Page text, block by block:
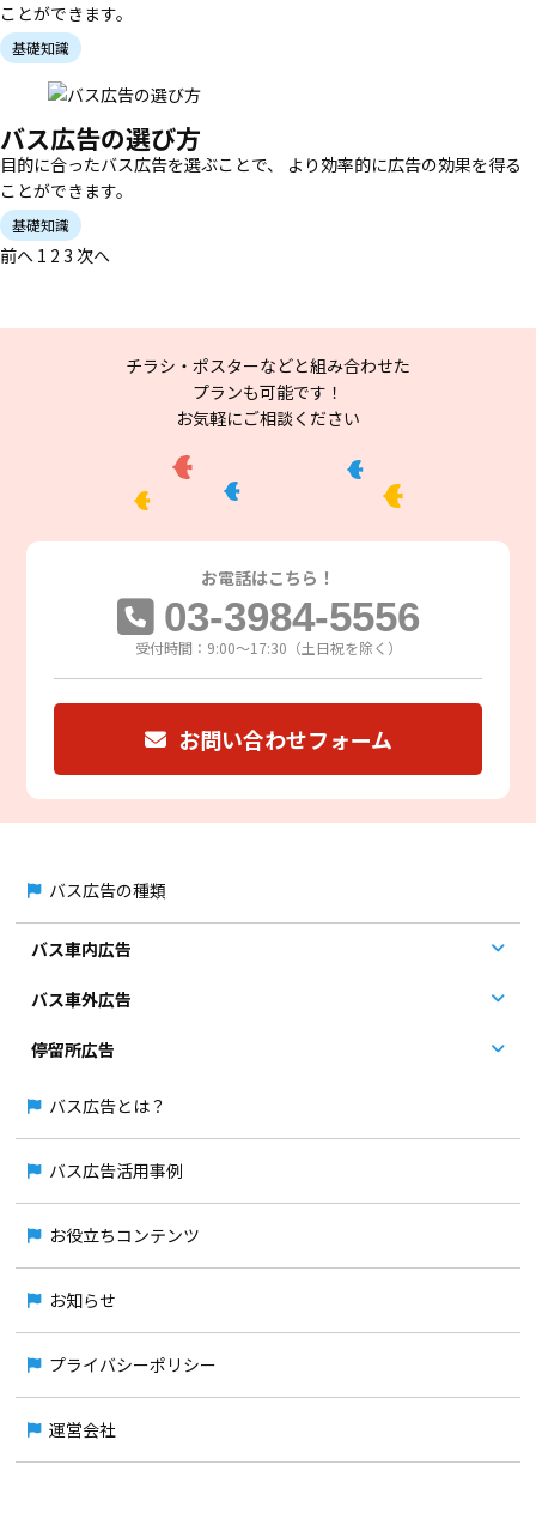
ことができます。
基礎知識
バス広告の選び方
目的に合ったバス広告を選ぶことで、 より効率的に広告の効果を得る
ことができます。
基礎知識
前へ 1 2 3 次へ
チラシ・ポスターなどと組み合わせた
プランも可能です！
お気軽にご相談ください
お電話はこちら！
03-3984-5556
受付時間：9:00～17:30（土日祝を除く）
お問い合わせフォーム
バス広告の種類
バス車内広告
バス車外広告
停留所広告
バス広告とは？
バス広告活用事例
お役立ちコンテンツ
お知らせ
プライバシーポリシー
運営会社